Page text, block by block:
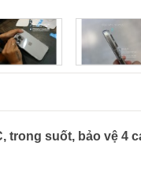
trong suốt, bảo vệ 4